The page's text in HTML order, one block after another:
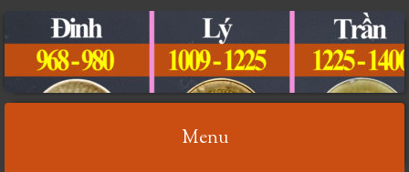
CỔ VẬT VIỆT NAM
Menu